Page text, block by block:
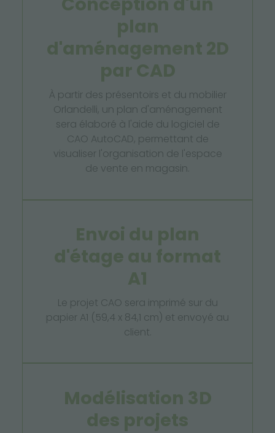
plan
d'aménagement 2D
par CAD
À partir des présentoirs et du mobilier
Orlandelli, un plan d'aménagement
sera élaboré à l'aide du logiciel de
CAO AutoCAD, permettant de
visualiser l'organisation de l'espace
de vente en magasin.
Envoi du plan
d'étage au format
A1
Le projet CAO sera imprimé sur du
papier A1 (59,4 x 84,1 cm) et envoyé au
client.
Modélisation 3D
des projets